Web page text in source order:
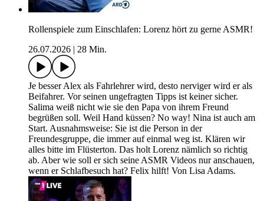
Rollenspiele zum Einschlafen: Lorenz hört zu gerne ASMR!
26.07.2026
28 Min.
Je besser Alex als Fahrlehrer wird, desto nerviger wird er als
Beifahrer. Vor seinen ungefragten Tipps ist keiner sicher.
Salima weiß nicht wie sie den Papa von ihrem Freund
begrüßen soll. Weil Hand küssen? No way! Nina ist auch am
Start. Ausnahmsweise: Sie ist die Person in der
Freundesgruppe, die immer auf einmal weg ist. Klären wir
alles bitte im Flüsterton. Das holt Lorenz nämlich so richtig
ab. Aber wie soll er sich seine ASMR Videos nur anschauen,
wenn er Schlafbesuch hat? Felix hilft! Von Lisa Adams.